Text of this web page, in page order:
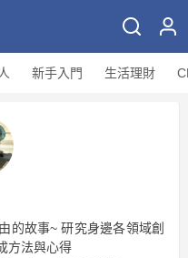
新手入門 生活理財
的故事~ 研究身邊各領域創
方法與心得